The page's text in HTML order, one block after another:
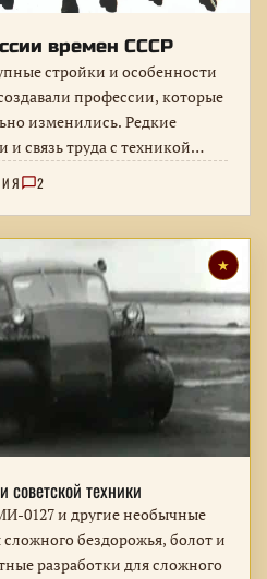
времен СССР
стройки и особенности
профессии, которые
изменились. Редкие
и связь труда с техникой…
2
★
советской техники
0127 и другие необычные
бездорожья, болот и
разработки для сложного